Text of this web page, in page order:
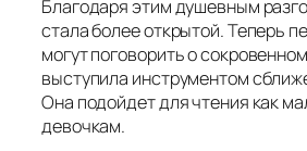
Благодаря этим душевным
стала более открытой. Теперь
могут поговорить о
выступила инструментом
Она подойдет для чтения как
девочкам.